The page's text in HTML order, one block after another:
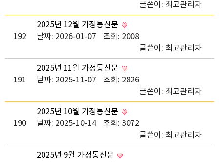
글쓴이: 최고관리자
192
2025년 12월 가정통신문
날짜: 2026-01-07
조회: 2008
글쓴이: 최고관리자
191
2025년 11월 가정통신문
날짜: 2025-11-07
조회: 2826
글쓴이: 최고관리자
190
2025년 10월 가정통신문
날짜: 2025-10-14
조회: 3072
글쓴이: 최고관리자
2025년 9월 가정통신문